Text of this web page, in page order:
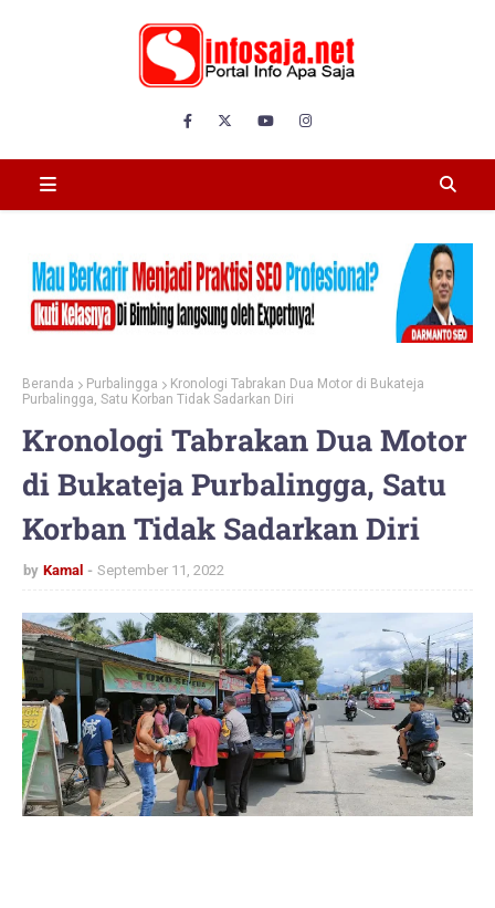
Beranda Purbalingga
Kronologi Tabrakan Dua Motor di Bukateja
Purbalingga, Satu Korban Tidak Sadarkan Diri
Kronologi Tabrakan Dua Motor
di Bukateja Purbalingga, Satu
Korban Tidak Sadarkan Diri
by Kamal September 11, 2022